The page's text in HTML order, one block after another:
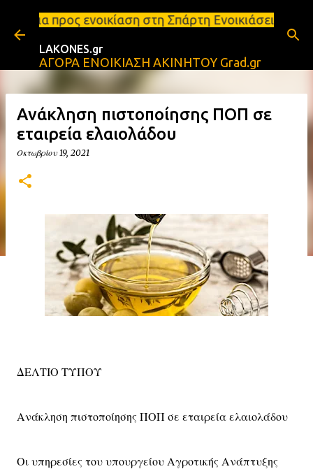
Μετάβαση στο κύριο περιεχόμενο
στη Σπάρτη Ενοικιάσεις διαμερισμάτων
LAKONES.gr
ΑΓΟΡΑ ΕΝΟΙΚΙΑΣΗ ΑΚΙΝΗΤΟΥ Grad.gr
Ανάκληση πιστοποίησης ΠΟΠ σε
εταιρεία ελαιολάδου
Οκτωβρίου 19, 2021
ΔΕΛΤΙΟ ΤΥΠΟΥ
Ανάκληση πιστοποίησης ΠΟΠ σε εταιρεία ελαιολάδου
Οι υπηρεσίες του υπουργείου Αγροτικής Ανάπτυξης